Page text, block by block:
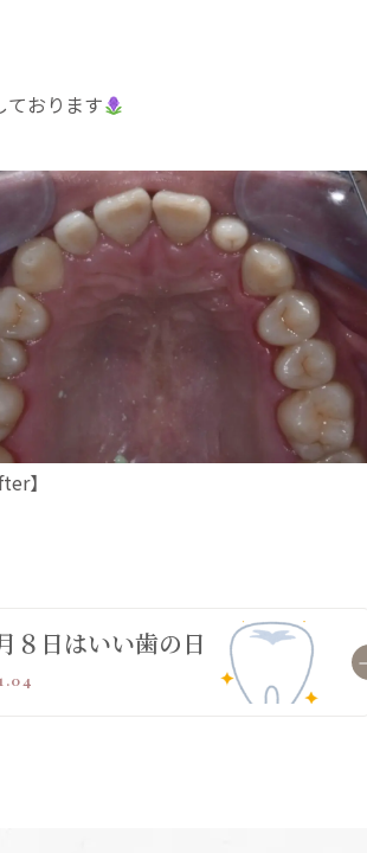
ております
８日はいい歯の日